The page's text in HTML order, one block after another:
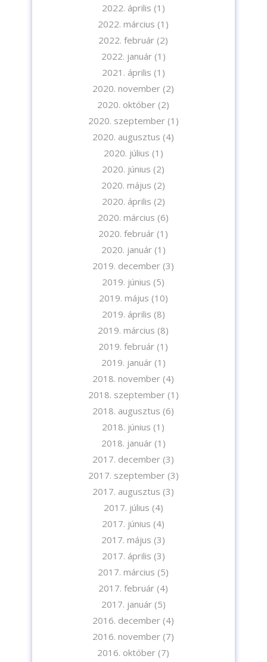
2022. április (1)
2022. március (1)
2022. február (2)
2022. január(1)
2021. április (1)
2020. november (2)
2020. október (2)
2020. szeptember(1)
2020. augusztus (4)
2020. július (1)
2020. június (2)
2020. május (2)
2020. április (2)
2020. március (6)
2020. február (1)
2020. január(1)
2019. december (3)
2019. június (5)
2019. május (10)
2019. április (8)
2019. március (8)
2019. február (1)
2019. január(1)
2018. november (4)
2018. szeptember(1)
2018. augusztus (6)
2018. június (1)
2018. január(1)
2017. december (3)
2017. szeptember(3)
2017. augusztus (3)
2017. július (4)
2017. június (4)
2017. május (3)
2017. április (3)
2017. március (5)
2017. február (4)
2017. január(5)
2016. december (4)
2016. november (7)
2016. október (7)
Iratkozzon fel hírlevelünkre!
A feliratkozással elfogadja az adatvédelmi tájékoztatónkat. Elolvasom
Adatvédelmi tájékoztatót.
Feliratkozom